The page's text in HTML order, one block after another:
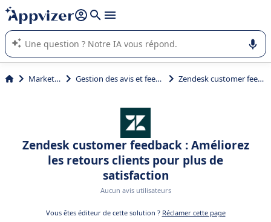
répondre (plusieurs lignes avec
L'IA de Appvizer vous guide dans l'utilisation ou la sélection de
logiciel SaaS en entreprise.
Marketing Gestion des avis et feedback Zendesk customer feedback
Zendesk customer feedback : Améliorez
les retours clients pour plus de
satisfaction
Aucun avis utilisateurs
Vous êtes éditeur de cette solution ? Réclamer cette page